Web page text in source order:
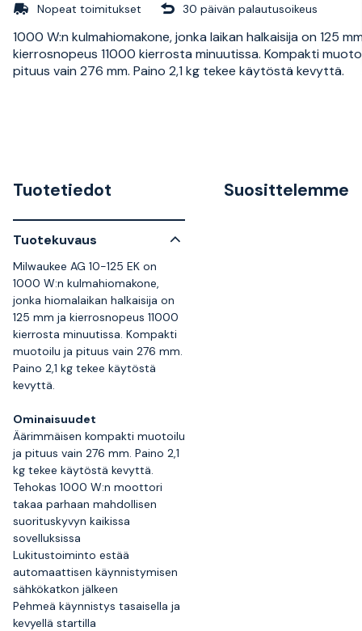
Nopeat toimitukset 30 päivän palautusoikeus
1000 W:n kulmahiomakone, jonka laikan halkaisija on 125
kierrosnopeus 11000 kierrosta minuutissa. Kompakti
pituus vain 276 mm. Paino 2,1 kg tekee käytöstä kevyttä.
Tuotetiedot
Tuotekuvaus
Milwaukee AG 10-125 EK on
1000 W:n kulmahiomakone,
jonka hiomalaikan halkaisija on
125 mm ja kierrosnopeus 11000
kierrosta minuutissa. Kompakti
muotoilu ja pituus vain 276 mm.
Paino 2,1 kg tekee käytöstä
kevyttä.
Ominaisuudet
Äärimmäisen kompakti muotoilu
ja pituus vain 276 mm. Paino 2,1
kg tekee käytöstä kevyttä.
Tehokas 1000 W:n moottori
takaa parhaan mahdollisen
suorituskyvyn kaikissa
sovelluksissa
Lukitustoiminto estää
automaattisen käynnistymisen
sähkökatkon jälkeen
Pehmeä käynnistys tasaisella ja
kevyellä startilla
Suosittelemme